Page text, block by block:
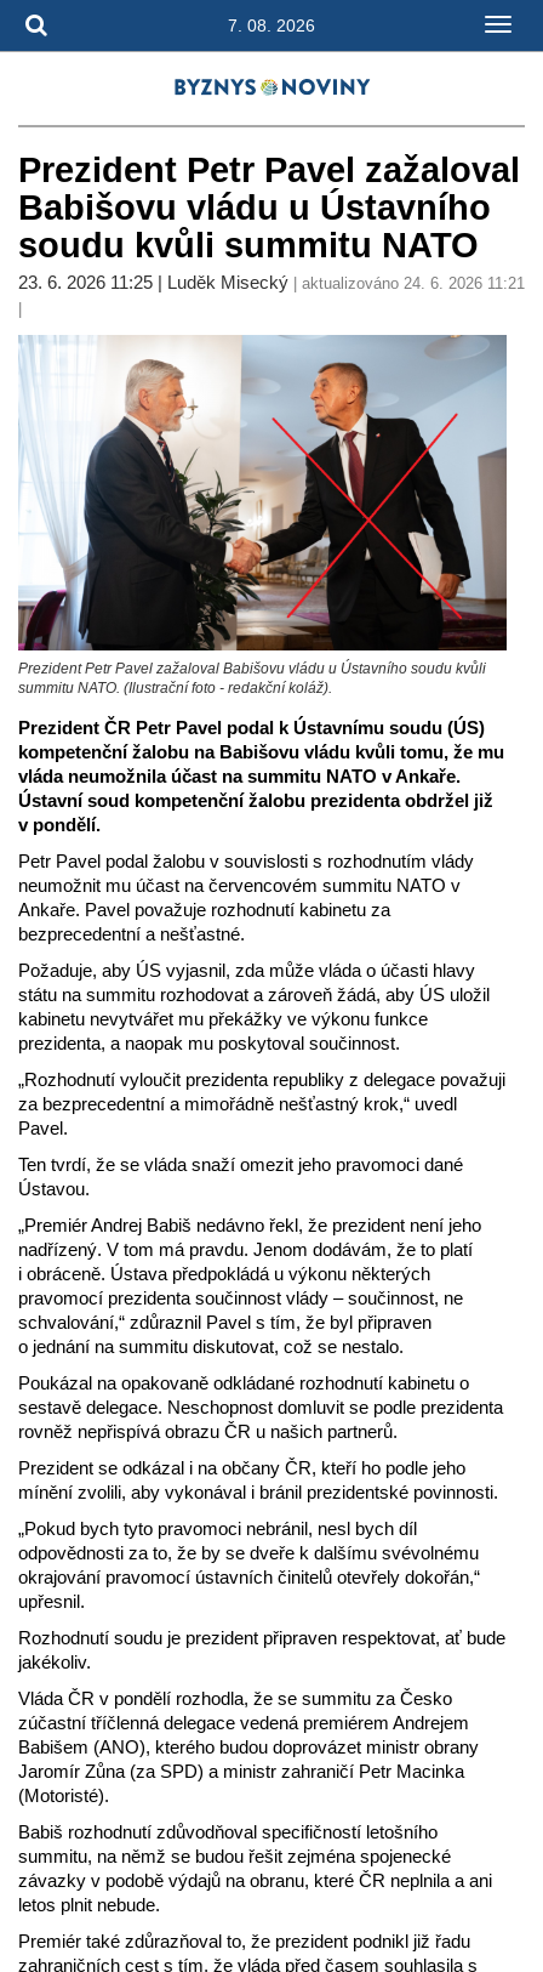
7. 08. 2026
Prezident Petr Pavel zažaloval
Babišovu vládu u Ústavního
soudu kvůli summitu NATO
23. 6. 2026 11:25 | Luděk Misecký | aktualizováno 24. 6. 2026 11:21
Prezident Petr Pavel zažaloval Babišovu vládu u Ústavního soudu kvůli
summitu NATO. (Ilustrační foto - redakční koláž).
Prezident ČR Petr Pavel podal k Ústavnímu soudu (ÚS)
kompetenční žalobu na Babišovu vládu kvůli tomu, že mu
vláda neumožnila účast na summitu NATO v Ankaře.
Ústavní soud kompetenční žalobu prezidenta obdržel již
v pondělí.
Petr Pavel podal žalobu v souvislosti s rozhodnutím vlády
neumožnit mu účast na červencovém summitu NATO v
Ankaře. Pavel považuje rozhodnutí kabinetu za
bezprecedentní a nešťastné.
Požaduje, aby ÚS vyjasnil, zda může vláda o účasti hlavy
státu na summitu rozhodovat a zároveň žádá, aby ÚS uložil
kabinetu nevytvářet mu překážky ve výkonu funkce
prezidenta, a naopak mu poskytoval součinnost.
„Rozhodnutí vyloučit prezidenta republiky z delegace považuji
za bezprecedentní a mimořádně nešťastný krok,“ uvedl
Pavel.
Ten tvrdí, že se vláda snaží omezit jeho pravomoci dané
Ústavou.
„Premiér Andrej Babiš nedávno řekl, že prezident není jeho
nadřízený. V tom má pravdu. Jenom dodávám, že to platí
i obráceně. Ústava předpokládá u výkonu některých
pravomocí prezidenta součinnost vlády – součinnost, ne
schvalování,“ zdůraznil Pavel s tím, že byl připraven
o jednání na summitu diskutovat, což se nestalo.
Poukázal na opakovaně odkládané rozhodnutí kabinetu o
sestavě delegace. Neschopnost domluvit se podle prezidenta
rovněž nepřispívá obrazu ČR u našich partnerů.
Prezident se odkázal i na občany ČR, kteří ho podle jeho
mínění zvolili, aby vykonával i bránil prezidentské povinnosti.
„Pokud bych tyto pravomoci nebránil, nesl bych díl
odpovědnosti za to, že by se dveře k dalšímu svévolnému
okrajování pravomocí ústavních činitelů otevřely dokořán,“
upřesnil.
Rozhodnutí soudu je prezident připraven respektovat, ať bude
jakékoliv.
Vláda ČR v pondělí rozhodla, že se summitu za Česko
zúčastní tříčlenná delegace vedená premiérem Andrejem
Babišem (ANO), kterého budou doprovázet ministr obrany
Jaromír Zůna (za SPD) a ministr zahraničí Petr Macinka
(Motoristé).
Babiš rozhodnutí zdůvodňoval specifičností letošního
summitu, na němž se budou řešit zejména spojenecké
závazky v podobě výdajů na obranu, které ČR neplnila a ani
letos plnit nebude.
Premiér také zdůrazňoval to, že prezident podnikl již řadu
zahraničních cest s tím, že vláda před časem souhlasila s